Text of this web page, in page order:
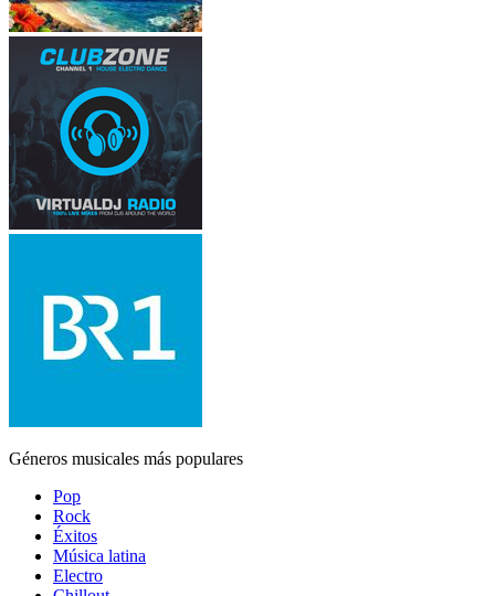
Géneros musicales más populares
Pop
Rock
Éxitos
Música latina
Electro